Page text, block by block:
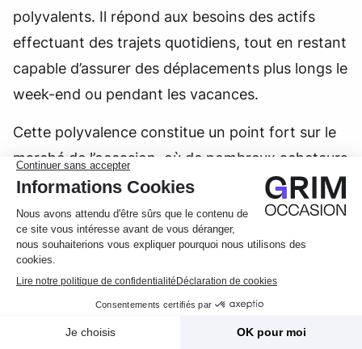
polyvalents. Il répond aux besoins des actifs
effectuant des trajets quotidiens, tout en restant
capable d’assurer des déplacements plus longs le
week-end ou pendant les vacances.
Cette polyvalence constitue un point fort sur le
marché de l’occasion, où de nombreux acheteurs
recherchent un SUV électrique d’occasion
capable de remplacer un véhicule thermique
sans contrainte majeure d’usage.